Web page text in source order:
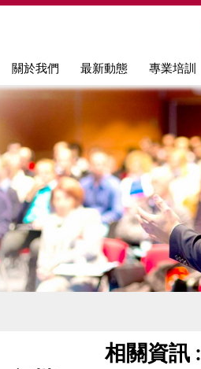
關於我們 最新動態 專業培訓
相關資訊 :